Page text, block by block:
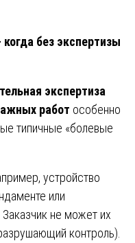
без экспертизы
экспертиза
работ особенно
типичные «болевые
устройство
или
не может их
контроль).